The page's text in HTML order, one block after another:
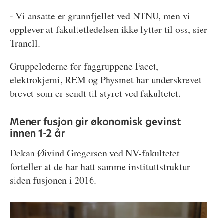
- Vi ansatte er grunnfjellet ved NTNU, men vi
opplever at fakultetledelsen ikke lytter til oss, sier
Tranell.
Gruppelederne for faggruppene Facet,
elektrokjemi, REM og Physmet har underskrevet
brevet som er sendt til styret ved fakultetet.
Mener fusjon gir økonomisk gevinst
innen 1-2 år
Dekan Øivind Gregersen ved NV-fakultetet
forteller at de har hatt samme instituttstruktur
siden fusjonen i 2016.